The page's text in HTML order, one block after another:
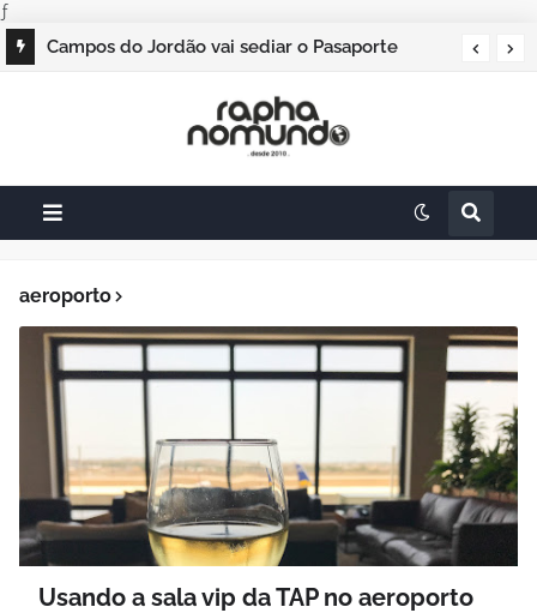
ƒ
Campos do Jordão vai sediar o Pasaporte
aeroporto
Usando a sala vip da TAP no aeroporto